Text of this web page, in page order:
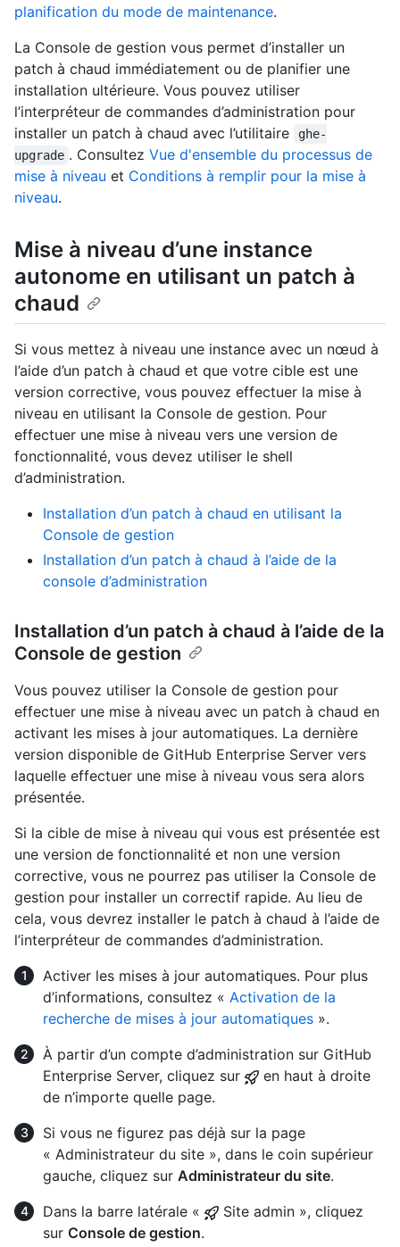
planification du mode de maintenance.
La Console de gestion vous permet d’installer un
patch à chaud immédiatement ou de planifier une
installation ultérieure. Vous pouvez utiliser
l’interpréteur de commandes d’administration pour
installer un patch à chaud avec l’utilitaire
ghe-
upgrade . ConsultezVue d'ensemble du processus de
mise à niveau et Conditions à remplir pour la mise à
niveau.
Mise à niveau d’une instance
autonome en utilisant un patch à
chaud
Si vous mettez à niveau une instance avec un nœud à
l’aide d’un patch à chaud et que votre cible est une
version corrective, vous pouvez effectuer la mise à
niveau en utilisant la Console de gestion. Pour
effectuer une mise à niveau vers une version de
fonctionnalité, vous devez utiliser le shell
d’administration.
Installation d’un patch à chaud en utilisant la
Console de gestion
Installation d’un patch à chaud à l’aide de la
console d’administration
Installation d’un patch à chaud à l’aide de la
Console de gestion
Vous pouvez utiliser la Console de gestion pour
effectuer une mise à niveau avec un patch à chaud en
activant les mises à jour automatiques. La dernière
version disponible de GitHub Enterprise Server vers
laquelle effectuer une mise à niveau vous sera alors
présentée.
Si la cible de mise à niveau qui vous est présentée est
une version de fonctionnalité et non une version
corrective, vous ne pourrez pas utiliser la Console de
gestion pour installer un correctif rapide. Au lieu de
cela, vous devrez installer le patch à chaud à l’aide de
l’interpréteur de commandes d’administration.
Activer les mises à jour automatiques. Pour plus
d’informations, consultez « Activation de la
recherche de mises à jour automatiques ».
À partir d’un compte d’administration sur GitHub
Enterprise Server, cliquez sur
en haut à droite
de n’importe quelle page.
Si vous ne figurez pas déjà sur la page
« Administrateur du site », dans le coin supérieur
gauche, cliquez sur Administrateur du site.
Dans la barre latérale «
Site admin », cliquez
sur Console de gestion.